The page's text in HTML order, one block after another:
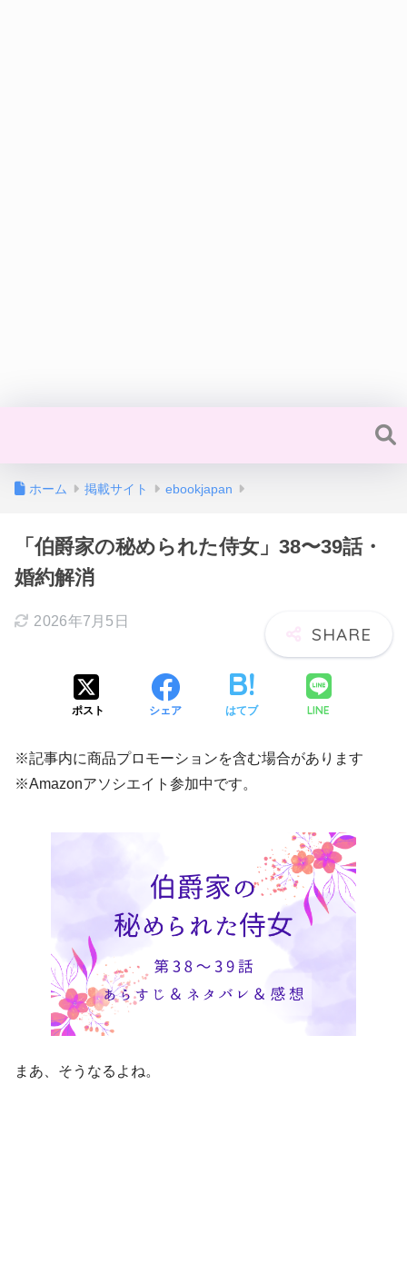
ホーム 掲載サイト ebookjapan
「伯爵家の秘められた侍女」38〜39話・
婚約解消
2026年7月5日
ポスト シェア はてブ LINE
※記事内に商品プロモーションを含む場合があります
※Amazonアソシエイト参加中です。
まあ、そうなるよね。